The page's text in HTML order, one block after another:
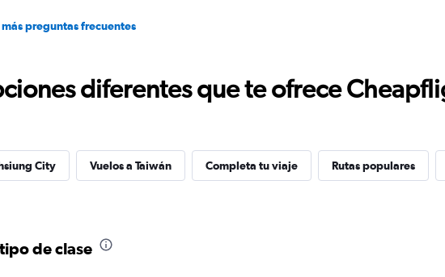
más preguntas frecuentes
diferentes que te ofrece
City Vuelos a Taiwán Completa tu viaje Rutas populares
de clase